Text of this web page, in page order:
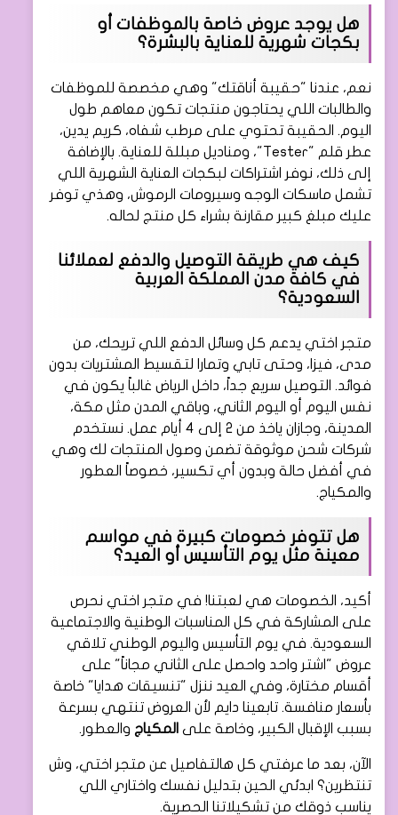
هل يوجد عروض خاصة بالموظفات أو
بكجات شهرية للعناية بالبشرة؟
نعم، عندنا "حقيبة أناقتك" وهي مخصصة للموظفات
والطالبات اللي يحتاجون منتجات تكون معاهم طول
اليوم. الحقيبة تحتوي على مرطب شفاه، كريم يدين،
عطر قلم "Tester"، ومناديل مبللة للعناية. بالإضافة
إلى ذلك، نوفر اشتراكات لبكجات العناية الشهرية اللي
تشمل ماسكات الوجه وسيرومات الرموش، وهذي توفر
عليك مبلغ كبير مقارنة بشراء كل منتج لحاله.
كيف هي طريقة التوصيل والدفع لعملائنا
في كافة مدن المملكة العربية
السعودية؟
متجر اختي يدعم كل وسائل الدفع اللي تريحك، من
مدى، فيزا، وحتى تابي وتمارا لتقسيط المشتريات بدون
فوائد. التوصيل سريع جداً، داخل الرياض غالباً يكون في
نفس اليوم أو اليوم الثاني، وباقي المدن مثل مكة،
المدينة، وجازان ياخذ من 2 إلى 4 أيام عمل. نستخدم
شركات شحن موثوقة تضمن وصول المنتجات لك وهي
في أفضل حالة وبدون أي تكسير، خصوصاً العطور
والمكياج.
هل تتوفر خصومات كبيرة في مواسم
معينة مثل يوم التأسيس أو العيد؟
أكيد، الخصومات هي لعبتنا! في متجر اختي نحرص
على المشاركة في كل المناسبات الوطنية والاجتماعية
السعودية. في يوم التأسيس واليوم الوطني تلاقي
عروض "اشتر واحد واحصل على الثاني مجاناً" على
أقسام مختارة، وفي العيد ننزل "تنسيقات هدايا" خاصة
بأسعار منافسة. تابعينا دايم لأن العروض تنتهي بسرعة
بسبب الإقبال الكبير، وخاصة على المكياج والعطور.
الآن، بعد ما عرفتي كل هالتفاصيل عن متجر اختي، وش
تنتظرين؟ ابدئي الحين بتدليل نفسك واختاري اللي
يناسب ذوقك من تشكيلاتنا الحصرية.